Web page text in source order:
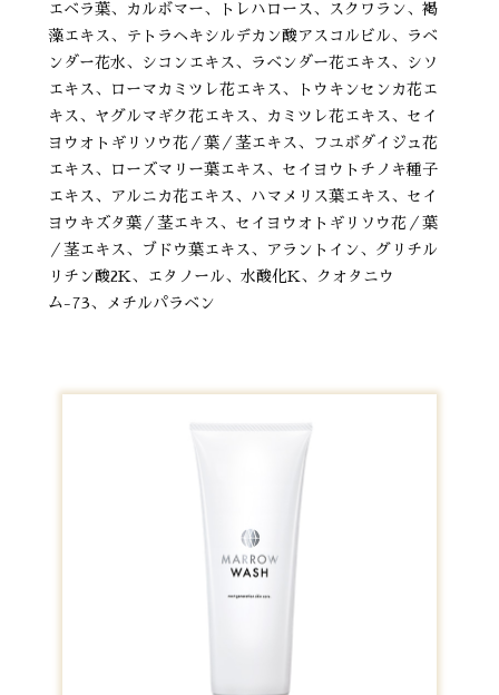
エベラ葉、カルボマー、トレハロース、スクワラン、褐
藻エキス、テトラヘキシルデカン酸アスコルビル、ラベ
ンダー花水、シコンエキス、ラベンダー花エキス、シソ
エキス、ローマカミツレ花エキス、トウキンセンカ花エ
キス、ヤグルマギク花エキス、カミツレ花エキス、セイ
ヨウオトギリソウ花／葉／茎エキス、フユボダイジュ花
エキス、ローズマリー葉エキス、セイヨウトチノキ種子
エキス、アルニカ花エキス、ハマメリス葉エキス、セイ
ヨウキズタ葉／茎エキス、セイヨウオトギリソウ花／葉
／茎エキス、ブドウ葉エキス、アラントイン、グリチル
リチン酸2K、エタノール、水酸化K、クオタニウ
ム-73、メチルパラベン